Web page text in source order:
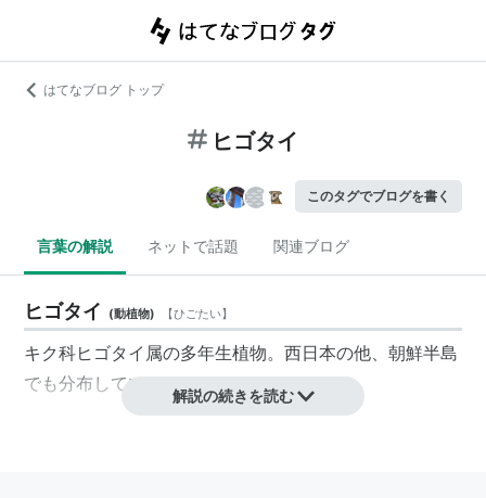
はてなブログ トップ
ヒゴタイ
このタグでブログを書く
言葉の解説 ネットで話題 関連ブログ
ヒゴタイ (動植物) 【ひごたい】
キク科ヒゴタイ属の多年生植物。西日本の他、朝鮮半島
でも分布している。
解説の続きを読む